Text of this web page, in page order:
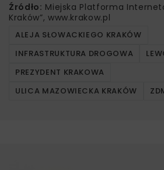
Źródło: Miejska Platforma
Kraków”, www.krakow.pl
ALEJA SŁOWACKIEGO KRAKÓW
INFRASTRUKTURA DROGOWA
PREZYDENT KRAKOWA
ULICA MAZOWIECKA KRAKÓW